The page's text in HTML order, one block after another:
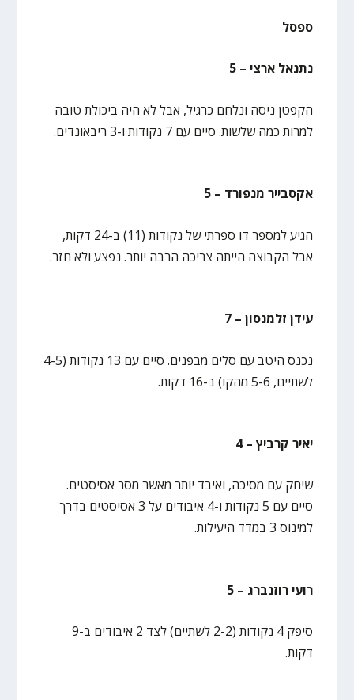
ספסל
נתנאל ארצי – 5
הקפטן ניסה ונלחם כרגיל, אבל לא היה ביכולת טובה
למרות כמה שלשות. סיים עם 7 נקודות ו-3 ריבאונדים.
אקסבייר מנפורד – 5
הגיע למספר דו ספרתי של נקודות (11) ב-24 דקות,
אבל הקבוצה הייתה צריכה הרבה יותר. נפצע ולא חזר.
עידן זלמנסון – 7
נכנס היטב עם סלים מבפנים. סיים עם 13 נקודות (4-5
לשתיים, 5-6 מהקו) ב-16 דקות.
יאיר קרביץ – 4
שיחק עם מסיכה, ואיבד יותר מאשר מסר אסיסטים.
סיים עם 5 נקודות ו-4 איבודים על 3 אסיסטים בדרך
למינוס 3 במדד היעילות.
רועי רוזנברג – 5
סיפק 4 נקודות (2-2 לשתיים) לצד 2 איבודים ב-9
דקות.